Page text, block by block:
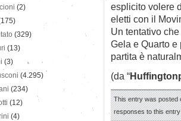
esplicito volere
eletti con il
Un tentativo
Gela e Quarto
partita è
(da “
This entry was posted
responses to this
(2)
(329)
(13)
(3)
(4.295)
(234)
(12)
(4)